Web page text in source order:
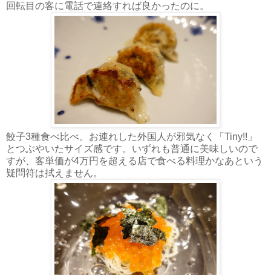
回転目の客に電話で連絡すれば良かったのに。
餃子3種食べ比べ。お連れした外国人が邪気なく「Tiny!!」
とつぶやいたサイズ感です。いずれも普通に美味しいので
すが、客単価が4万円を超える店で食べる料理かなあという
疑問符は拭えません。